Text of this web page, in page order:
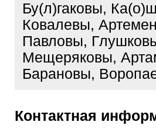
Бу(л)гаковы,
Ковалевы,
Павловы,
Мещеряковы,
Барановы,
Контактная